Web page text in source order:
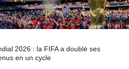
2026 : la FIFA a doublé ses
en un cycle